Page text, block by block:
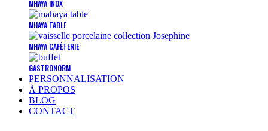
MHAYA INOX
MHAYA TABLE
MHAYA CAFÈTERIE
GASTRONORM
PERSONNALISATION
À PROPOS
BLOG
CONTACT